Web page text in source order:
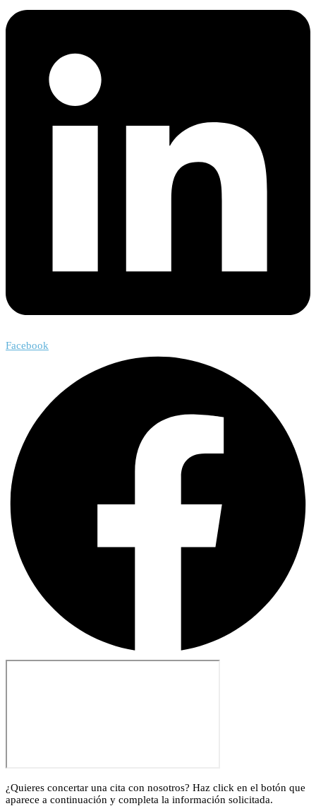
Facebook
¿Quieres concertar una cita con nosotros? Haz click en el botón que
aparece a continuación y completa la información solicitada.